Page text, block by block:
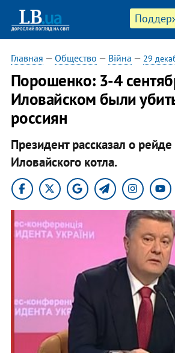
Главная — Общество — Війна — 29
Порошенко: 3-4
Иловайском были
россиян
Президент рассказал о
Иловайского котла.